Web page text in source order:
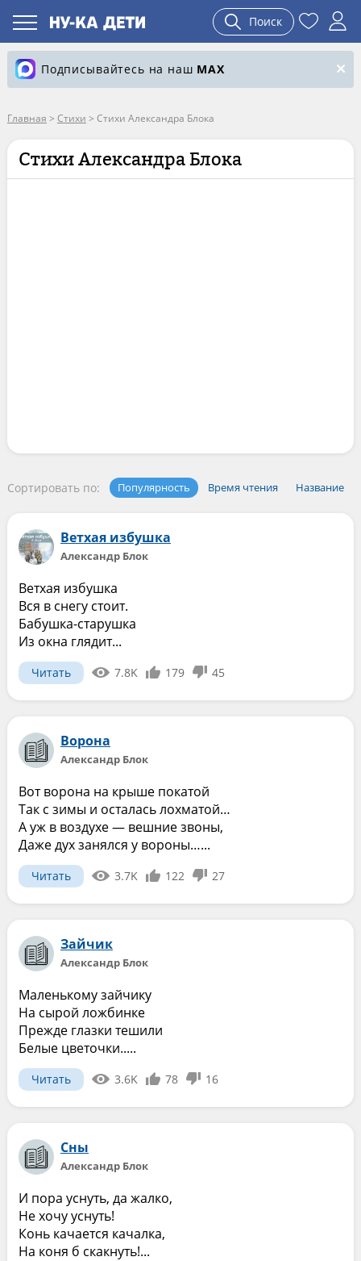
Поиск
Подписывайтесь на наш MAX
Главная > Стихи > Стихи Александра Блока
Стихи Александра Блока
Сортировать по: Популярность Время чтения Название
Ветхая избушка
Александр Блок
Ветхая избушка
Вся в снегу стоит.
Бабушка-старушка
Из окна глядит...
Читать 7.8K 179 45
Ворона
Александр Блок
Вот ворона на крыше покатой
Так с зимы и осталась лохматой…
А уж в воздухе — вешние звоны,
Даже дух занялся у вороны…...
Читать 3.7K 122 27
Зайчик
Александр Блок
Маленькому зайчику
На сырой ложбинке
Прежде глазки тешили
Белые цветочки.....
Читать 3.6K 78 16
Сны
Александр Блок
И пора уснуть, да жалко,
Не хочу уснуть!
Конь качается качалка,
На коня б скакнуть!...